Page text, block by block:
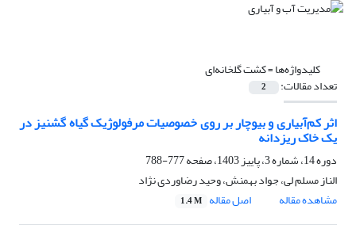
کلیدواژه‌ها =کشت گلخانه‌ای
تعداد مقالات: 2
اثر کم‌آبیاری و بیوچار بر روی خصوصیات مرفولوژیک گیاه گشنیز در
یک خاک ریزدانه
دوره 14، شماره 3، پاییز 1403، صفحه
777-788
الناز مسلم لی، جواد بهمنش، وحید رضاوردی نژاد
مشاهده مقاله
اصل مقاله 1.4 M